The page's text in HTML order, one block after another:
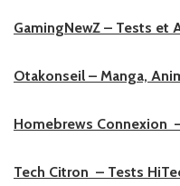
GamingNewZ – Tests et
Otakonseil – Manga,
Homebrews Connexion
Tech Citron – Tests